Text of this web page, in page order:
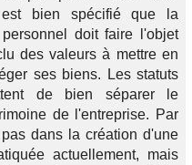
bien spécifié que la
doit faire l'objet
des valeurs à mettre en
ses biens. Les statuts
de bien séparer le
de l'entreprise. Par
dans la création d'une
actuellement, mais